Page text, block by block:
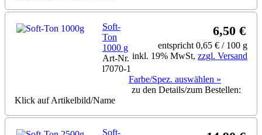
6,50 €
entspricht 0,65 € / 100 g
inkl. 19% MwSt, zzgl. Versand
Soft-
Ton
1000 g
Art-Nr.
l7070-1
Farbe/Spez. auswählen »
zu den Details/zum Bestellen:
Klick auf Artikelbild/Name
Soft-